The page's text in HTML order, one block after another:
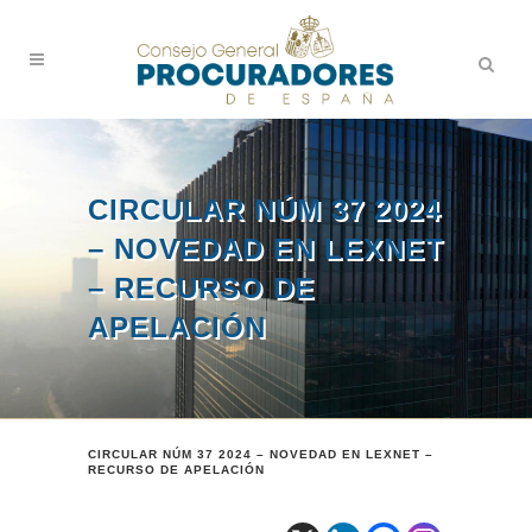
CIRCULAR NÚM 37 2024
– NOVEDAD EN LEXNET
– RECURSO DE
APELACIÓN
CIRCULAR NÚM 37 2024 – NOVEDAD EN LEXNET –
RECURSO DE APELACIÓN